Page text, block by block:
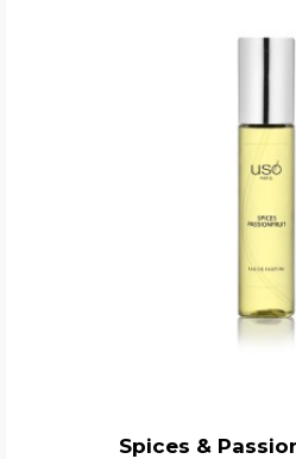
Spices &